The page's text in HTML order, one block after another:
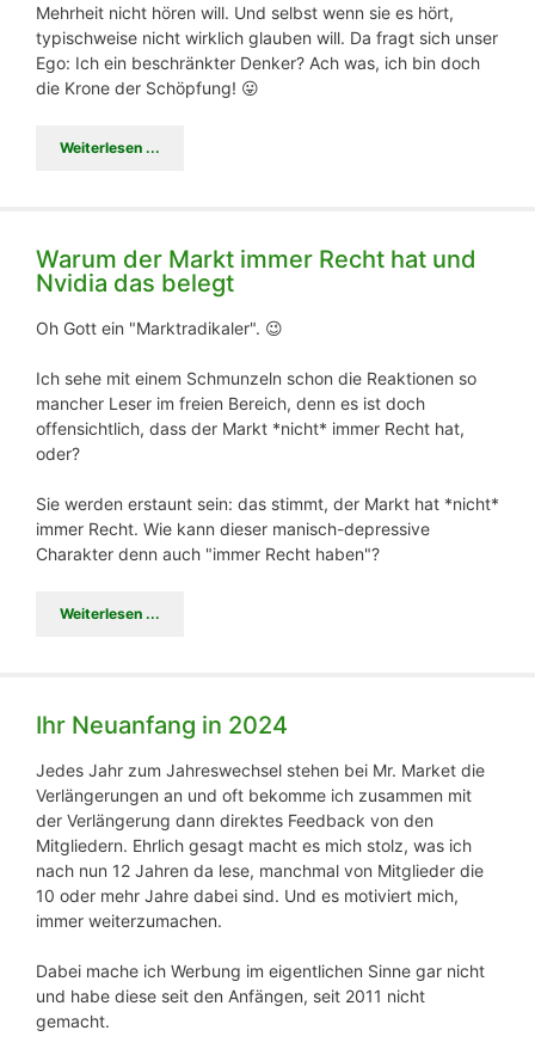
Mehrheit nicht hören will. Und selbst wenn sie es hört,
typischweise nicht wirklich glauben will. Da fragt sich unser
Ego: Ich ein beschränkter Denker? Ach was, ich bin doch
die Krone der Schöpfung! 😛
Weiterlesen ...
Warum der Markt immer Recht hat und
Nvidia das belegt
Oh Gott ein "Marktradikaler". 😉
Ich sehe mit einem Schmunzeln schon die Reaktionen so
mancher Leser im freien Bereich, denn es ist doch
offensichtlich, dass der Markt *nicht* immer Recht hat,
oder?
Sie werden erstaunt sein: das stimmt, der Markt hat *nicht*
immer Recht. Wie kann dieser manisch-depressive
Charakter denn auch "immer Recht haben"?
Weiterlesen ...
Ihr Neuanfang in 2024
Jedes Jahr zum Jahreswechsel stehen bei Mr. Market die
Verlängerungen an und oft bekomme ich zusammen mit
der Verlängerung dann direktes Feedback von den
Mitgliedern. Ehrlich gesagt macht es mich stolz, was ich
nach nun 12 Jahren da lese, manchmal von Mitglieder die
10 oder mehr Jahre dabei sind. Und es motiviert mich,
immer weiterzumachen.
Dabei mache ich Werbung im eigentlichen Sinne gar nicht
und habe diese seit den Anfängen, seit 2011 nicht
gemacht.